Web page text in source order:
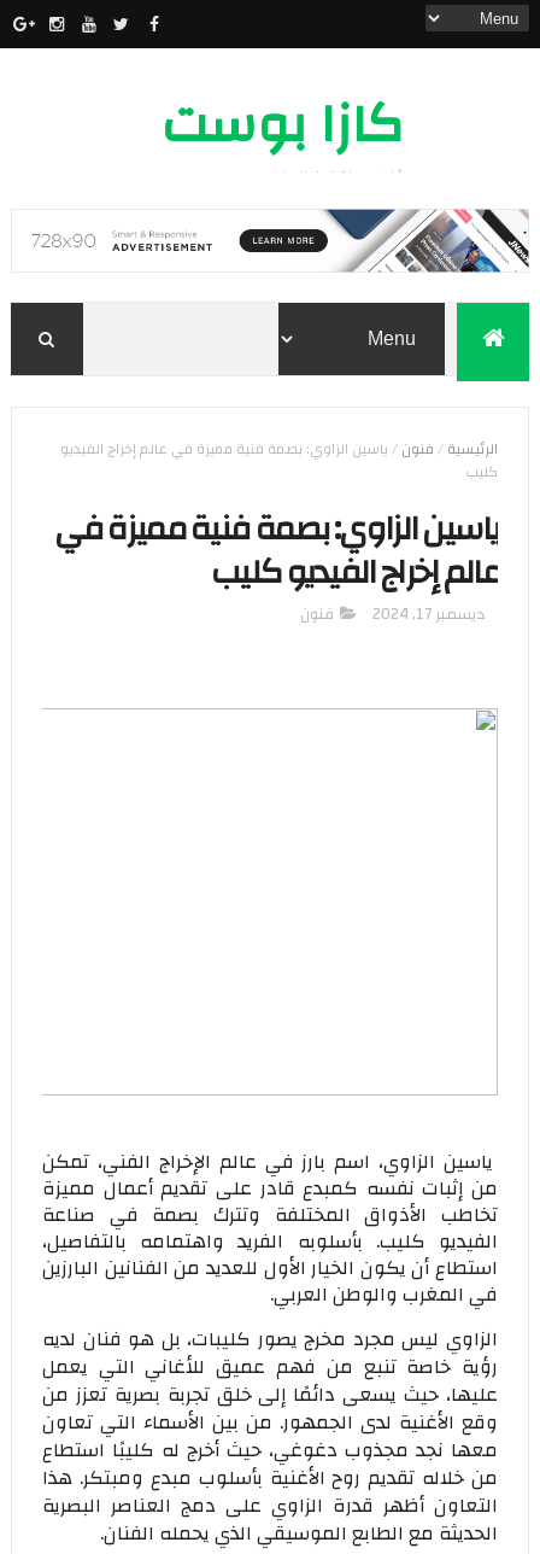
كازا بوست
أخبار مدينة الدار البيضاء
الرئيسية/فنون/ياسين الزاوي: بصمة فنية مميزة في عالم إخراج الفيديو
كليب
ياسين الزاوي: بصمة فنية مميزة في
عالم إخراج الفيديو كليب
ديسمبر 17, 2024 فنون
ياسين الزاوي، اسم بارز في عالم الإخراج الفني، تمكن
من إثبات نفسه كمبدع قادر على تقديم أعمال مميزة
تخاطب الأذواق المختلفة وتترك بصمة في صناعة
الفيديو كليب. بأسلوبه الفريد واهتمامه بالتفاصيل،
استطاع أن يكون الخيار الأول للعديد من الفنانين البارزين
في المغرب والوطن العربي.
الزاوي ليس مجرد مخرج يصور كليبات، بل هو فنان لديه
رؤية خاصة تنبع من فهم عميق للأغاني التي يعمل
عليها، حيث يسعى دائمًا إلى خلق تجربة بصرية تعزز من
وقع الأغنية لدى الجمهور. من بين الأسماء التي تعاون
معها نجد مجذوب دغوغي، حيث أخرج له كليبًا استطاع
من خلاله تقديم روح الأغنية بأسلوب مبدع ومبتكر. هذا
التعاون أظهر قدرة الزاوي على دمج العناصر البصرية
الحديثة مع الطابع الموسيقي الذي يحمله الفنان.